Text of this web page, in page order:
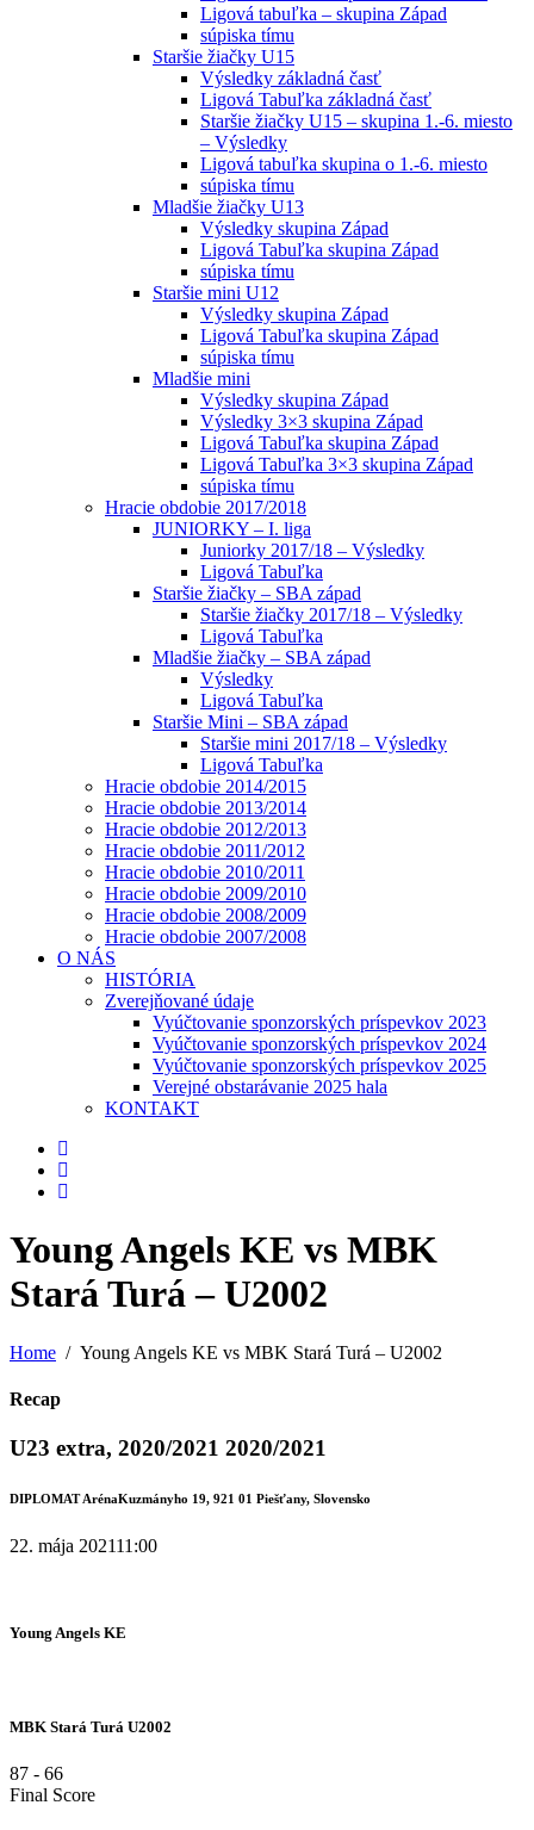
Ligová tabuľka – skupina Západ
súpiska tímu
Staršie žiačky U15
Výsledky základná časť
Ligová Tabuľka základná časť
Staršie žiačky U15 – skupina 1.-6. miesto
– Výsledky
Ligová tabuľka skupina o 1.-6. miesto
súpiska tímu
Mladšie žiačky U13
Výsledky skupina Západ
Ligová Tabuľka skupina Západ
súpiska tímu
Staršie mini U12
Výsledky skupina Západ
Ligová Tabuľka skupina Západ
súpiska tímu
Mladšie mini
Výsledky skupina Západ
Výsledky 3×3 skupina Západ
Ligová Tabuľka skupina Západ
Ligová Tabuľka 3×3 skupina Západ
súpiska tímu
Hracie obdobie 2017/2018
JUNIORKY – I. liga
Juniorky 2017/18 – Výsledky
Ligová Tabuľka
Staršie žiačky – SBA západ
Staršie žiačky 2017/18 – Výsledky
Ligová Tabuľka
Mladšie žiačky – SBA západ
Výsledky
Ligová Tabuľka
Staršie Mini – SBA západ
Staršie mini 2017/18 – Výsledky
Ligová Tabuľka
Hracie obdobie 2014/2015
Hracie obdobie 2013/2014
Hracie obdobie 2012/2013
Hracie obdobie 2011/2012
Hracie obdobie 2010/2011
Hracie obdobie 2009/2010
Hracie obdobie 2008/2009
Hracie obdobie 2007/2008
O NÁS
HISTÓRIA
Zverejňované údaje
Vyúčtovanie sponzorských príspevkov 2023
Vyúčtovanie sponzorských príspevkov 2024
Vyúčtovanie sponzorských príspevkov 2025
Verejné obstarávanie 2025 hala
KONTAKT
Young Angels KE vs MBK
Stará Turá – U2002
Home Young Angels KE vs MBK Stará Turá – U2002
Recap
U23 extra, 2020/2021 2020/2021
DIPLOMAT ArénaKuzmányho 19, 921 01 Piešťany, Slovensko
22. mája 202111:00
Young Angels KE
MBK Stará Turá U2002
87 - 66
Final Score